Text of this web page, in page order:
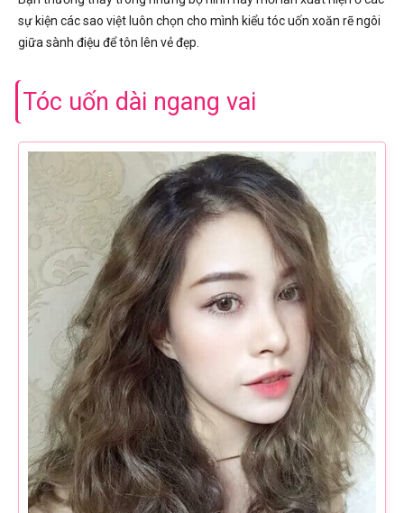
sự kiện các sao việt luôn chọn cho mình kiểu tóc uốn xoăn rẽ ngôi
giữa sành điệu để tôn lên vẻ đẹp.
Tóc uốn dài ngang vai